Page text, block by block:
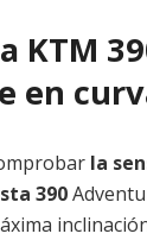
KTM
en
la
390